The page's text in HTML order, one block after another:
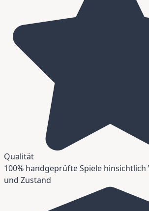
Qualität
100% handgeprüfte Spiele
und Zustand